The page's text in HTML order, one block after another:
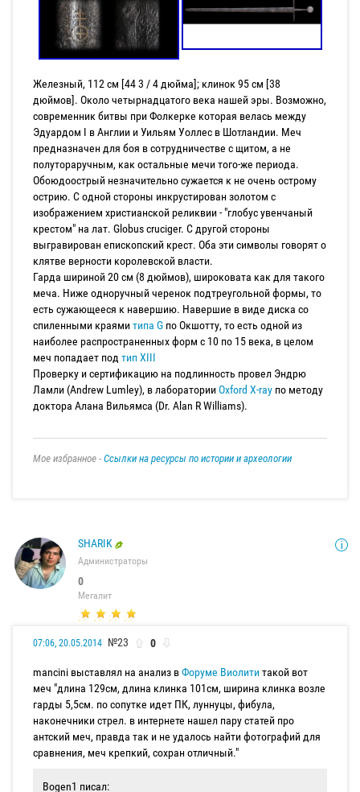
Железный, 112 см [44 3 / 4 дюйма]; клинок 95 см [38
дюймов]. Около четырнадцатого века нашей эры. Возможно,
современник битвы при Фолкерке которая велась между
Эдуардом I в Англии и Уильям Уоллес в Шотландии. Меч
предназначен для боя в сотрудничестве с щитом, а не
полутораручным, как остальные мечи того-же периода.
Обоюдоострый незначительно сужается к не очень острому
острию. С одной стороны инкрустирован золотом c
изображением христианской реликвии - "глобус увенчаный
крестом" на лат. Globus cruciger. С другой стороны
выгравирован епископский крест. Оба эти символы говорят о
клятве верности королевской власти.
Гарда шириной 20 см (8 дюймов), широковата как для такого
меча. Ниже одноручный черенок подтреугольной формы, то
есть сужающееся к навершию. Навершие в виде диска со
спиленными краямитипа G по Окшотту, то есть одной из
наиболее распространенных форм с 10 по 15 века, в целом
меч попадает под тип XIII
Проверку и сертификацию на подлинность провел Эндрю
Ламли (Andrew Lumley), в лабораторииOxford X-ray по методу
доктора Алана Вильямса (Dr. Alan R Williams).
Мое избранное - Ссылки на ресурсы по истории и археологии
SHARIK
Администраторы
0
Мегалит
07:06, 20.05.2014 №23 0
mancini выставлял на анализ вФоруме Виолититакой вот
меч "длина 129см, длина клинка 101см, ширина клинка возле
гарды 5,5см. по сопутке идет ПК, луннуцы, фибула,
наконечники стрел. в интернете нашел пару статей про
антский меч, правда так и не удалось найти фотографий для
сравнения, меч крепкий, сохран отличный."
Bogen1 писал: